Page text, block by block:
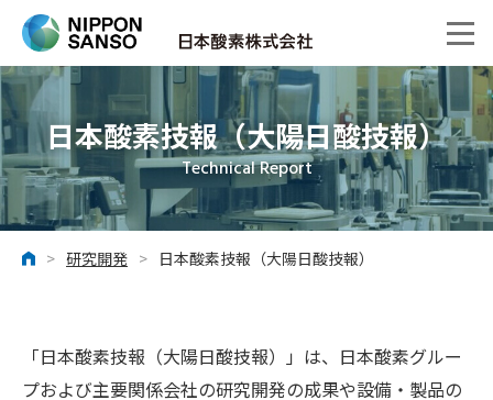
日本酸素技報（大陽日酸技報）
Technical Report
ホーム
> 研究開発 > 日本酸素技報（大陽日酸技報）
「日本酸素技報（大陽日酸技報）」は、日本酸素グルー
プおよび主要関係会社の研究開発の成果や設備・製品の